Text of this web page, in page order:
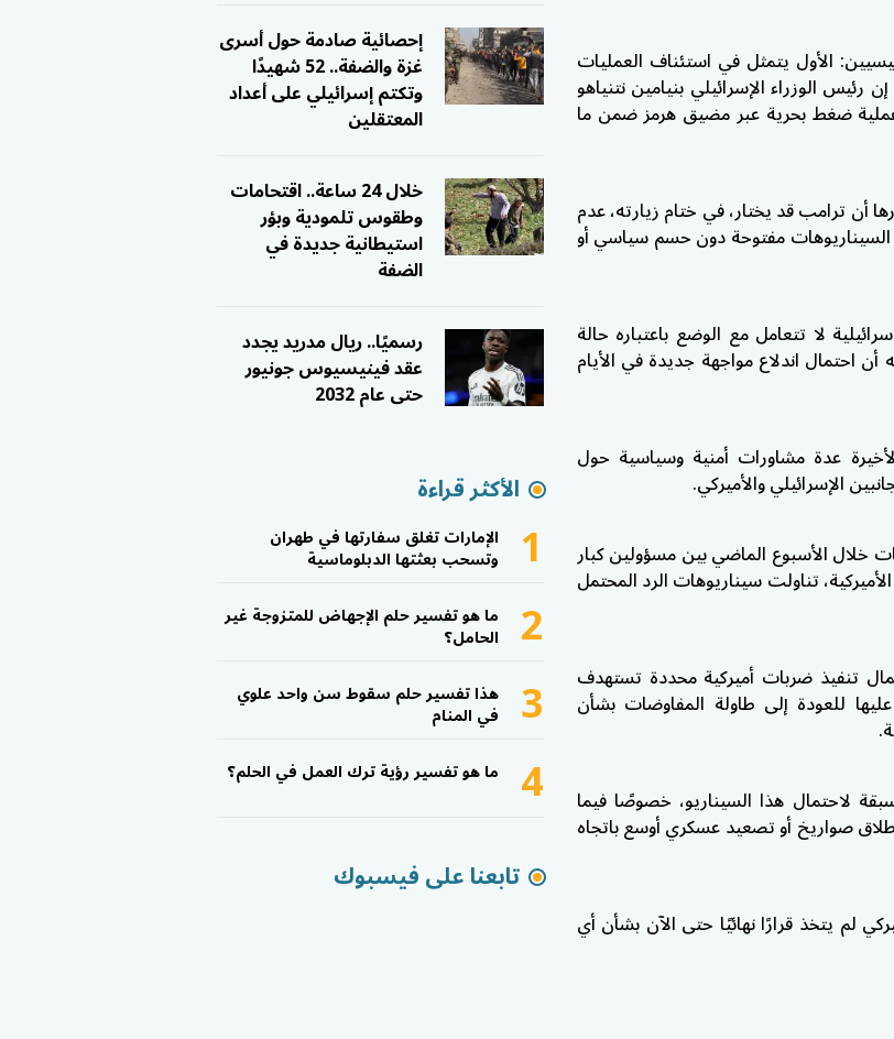
الأول يتمثل في استئناف العمليات
رئيس الوزراء الإسرائيلي بنيامين نتنياهو
عملية ضغط بحرية عبر مضيق هرمز ضمن ما
أن ترامب قد يختار، في ختام زيارته، عدم
السيناريوهات مفتوحة دون حسم سياسي أو
لا تتعامل مع الوضع باعتباره حالة
احتمال اندلاع مواجهة جديدة في الأيام
عدة مشاورات أمنية وسياسية حول
الإسرائيلي والأميركي.
خلال الأسبوع الماضي بين مسؤولين كبار
تناولت سيناريوهات الرد المحتمل
تنفيذ ضربات أميركية محددة تستهدف
للعودة إلى طاولة المفاوضات بشأن
لاحتمال هذا السيناريو، خصوصًا فيما
صواريخ أو تصعيد عسكري أوسع باتجاه
لم يتخذ قرارًا نهائيًا حتى الآن بشأن أي
إحصائية صادمة حول أسرى
غزة والضفة.. 52 شهيدًا
وتكتم إسرائيلي على أعداد
المعتقلين
خلال 24 ساعة.. اقتحامات
وطقوس تلمودية وبؤر
استيطانية جديدة في
الضفة
رسميًا.. ريال مدريد يجدد
عقد فينيسيوس جونيور
حتى عام 2032
الأكثر قراءة
1 الإمارات تغلق سفارتها في طهران
وتسحب بعثتها الدبلوماسية
2 ما هو تفسير حلم الإجهاض للمتزوجة غير
الحامل؟
3 هذا تفسير حلم سقوط سن واحد علوي
في المنام
4 ما هو تفسير رؤية ترك العمل في الحلم؟
تابعنا على فيسبوك